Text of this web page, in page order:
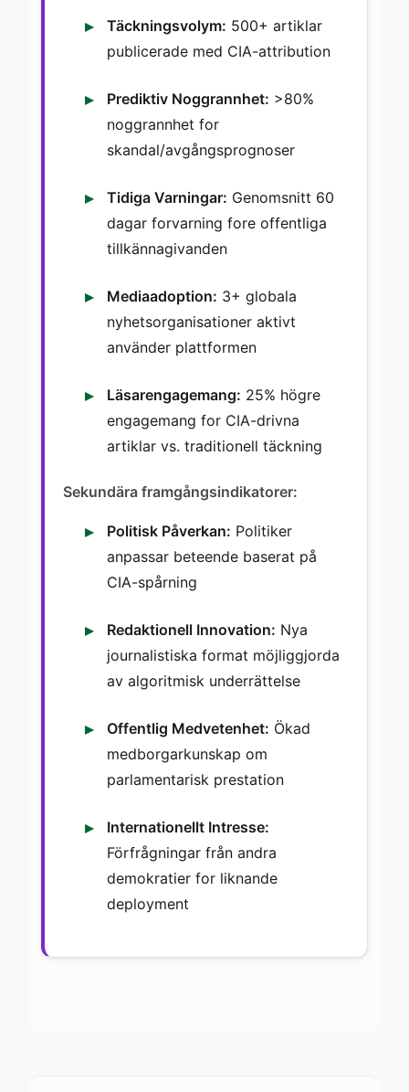
Täckningsvolym: 500+ artiklar
publicerade med CIA-attribution
Prediktiv Noggrannhet: >80%
noggrannhet for
skandal/avgångsprognoser
Tidiga Varningar: Genomsnitt 60
dagar forvarning fore offentliga
tillkännagivanden
Mediaadoption: 3+ globala
nyhetsorganisationer aktivt
använder plattformen
Läsarengagemang: 25% högre
engagemang for CIA-drivna
artiklar vs. traditionell täckning
Sekundära framgångsindikatorer:
Politisk Påverkan: Politiker
anpassar beteende baserat på
CIA-spårning
Redaktionell Innovation: Nya
journalistiska format möjliggjorda
av algoritmisk underrättelse
Offentlig Medvetenhet: Ökad
medborgarkunskap om
parlamentarisk prestation
Internationellt Intresse:
Förfrågningar från andra
demokratier for liknande
deployment